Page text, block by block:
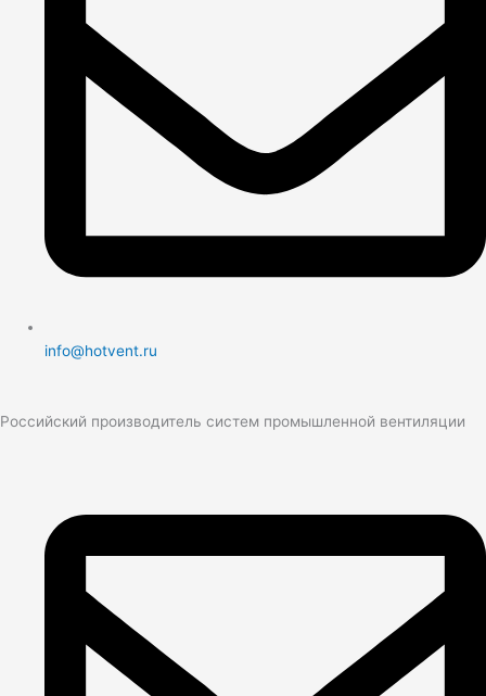
info@hotvent.ru
Российский производитель систем промышленной вентиляции